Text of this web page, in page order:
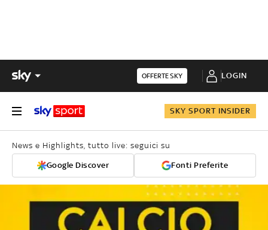
OFFERTE SKY LOGIN
SKY SPORT INSIDER
News e Highlights, tutto live: seguici su
Google Discover Fonti Preferite